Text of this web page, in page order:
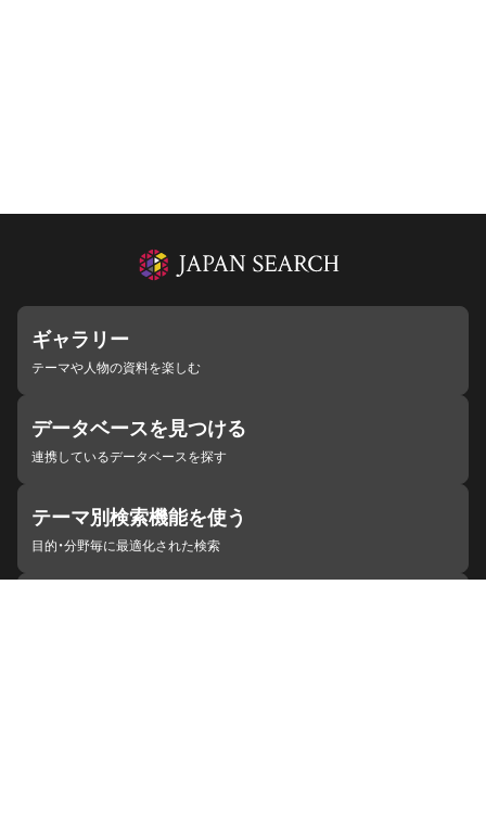
ギャラリー
テーマや人物の資料を楽しむ
データベースを見つける
連携しているデータベースを探す
テーマ別検索機能を使う
目的・分野毎に最適化された検索